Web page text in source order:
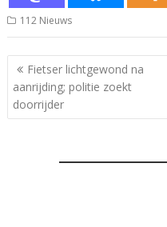
112 Nieuws
Bericht
navigatie
Fietser lichtgewond na
aanrijding; politie zoekt
doorrijder